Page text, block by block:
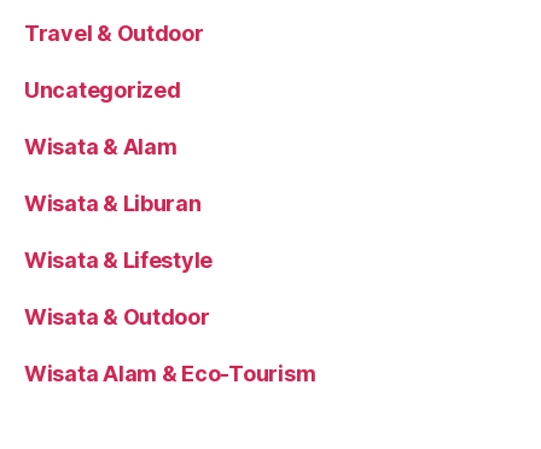
Travel & Outdoor
Uncategorized
Wisata & Alam
Wisata & Liburan
Wisata & Lifestyle
Wisata & Outdoor
Wisata Alam & Eco-Tourism